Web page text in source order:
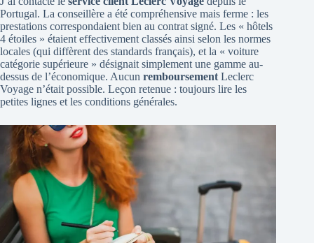
Portugal. La conseillère a été compréhensive mais ferme : les
prestations correspondaient bien au contrat signé. Les « hôtels
4 étoiles » étaient effectivement classés ainsi selon les normes
locales (qui diffèrent des standards français), et la « voiture
catégorie supérieure » désignait simplement une gamme au-
dessus de l’économique. Aucun remboursement Leclerc
Voyage n’était possible. Leçon retenue : toujours lire les
petites lignes et les conditions générales.